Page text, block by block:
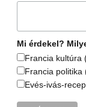
Mi érdekel?
Francia kultúra
Francia politika
Evés-ivás-